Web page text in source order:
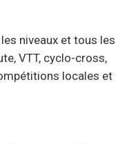
niveaux et tous les
VTT, cyclo-cross,
locales et